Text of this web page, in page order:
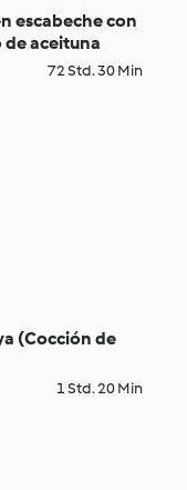
escabeche con
de aceituna
72 Std. 30 Min
(Cocción de
1 Std. 20 Min